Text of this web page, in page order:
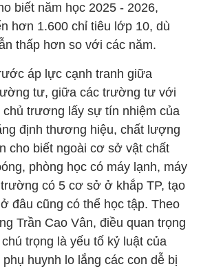
biết năm học 2025 - 2026,
hơn 1.600 chỉ tiêu lớp 10, dù
thấp hơn so với các năm.
áp lực cạnh tranh giữa
tư, giữa các trường tư với
trương lấy sự tín nhiệm của
định thương hiệu, chất lượng
cho biết ngoài cơ sở vật chất
phòng học có máy lạnh, máy
có 5 cơ sở ở khắp TP, tạo
đâu cũng có thể học tập. Theo
Trần Cao Vân, điều quan trọng
trọng là yếu tố kỷ luật của
huynh lo lắng các con dễ bị